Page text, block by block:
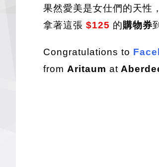
果然愛美是女仕們的天性
拿著這張 $125 的購物券到
Congratulations to
from Aritaum at